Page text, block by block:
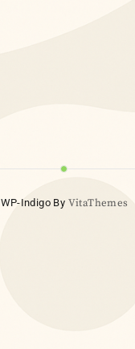
WP-Indigo By VitaThemes